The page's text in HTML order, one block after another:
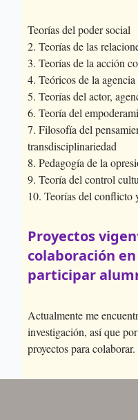
Teorías del poder social
2. Teorías de las
3. Teorías de la acción
4. Teóricos de la
5. Teorías del actor,
6. Teoría del
7. Filosofía del
transdisciplinariedad
8. Pedagogía de la
9. Teoría del control
10. Teorías del
Proyectos
colaboración
participar
Actualmente me
investigación, así que
proyectos para colaborar.